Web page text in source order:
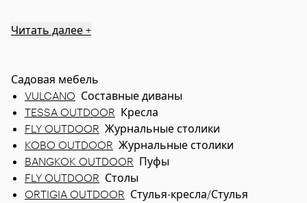
Читать далее +
Садовая мебель
VULCANO Составные диваны
TESSA OUTDOOR Кресла
FLY OUTDOOR Журнальные столики
KOBO OUTDOOR Журнальные столики
BANGKOK OUTDOOR Пуфы
FLY OUTDOOR Столы
ORTIGIA OUTDOOR Стулья-кресла/Стулья